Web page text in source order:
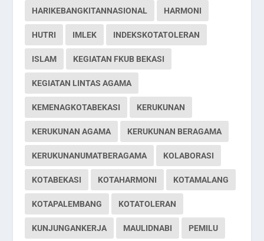
HARIKEBANGKITANNASIONAL HARMONI
HUTRI IMLEK INDEKSKOTATOLERAN
ISLAM KEGIATAN FKUB BEKASI
KEGIATAN LINTAS AGAMA
KEMENAGKOTABEKASI KERUKUNAN
KERUKUNAN AGAMA KERUKUNAN BERAGAMA
KERUKUNANUMATBERAGAMA KOLABORASI
KOTABEKASI KOTAHARMONI KOTAMALANG
KOTAPALEMBANG KOTATOLERAN
KUNJUNGANKERJA MAULIDNABI PEMILU